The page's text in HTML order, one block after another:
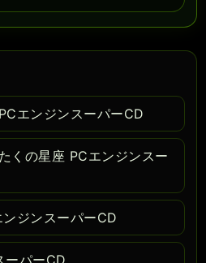
エンジンスーパーCD
くの星座 PCエンジンスー
ジンスーパーCD